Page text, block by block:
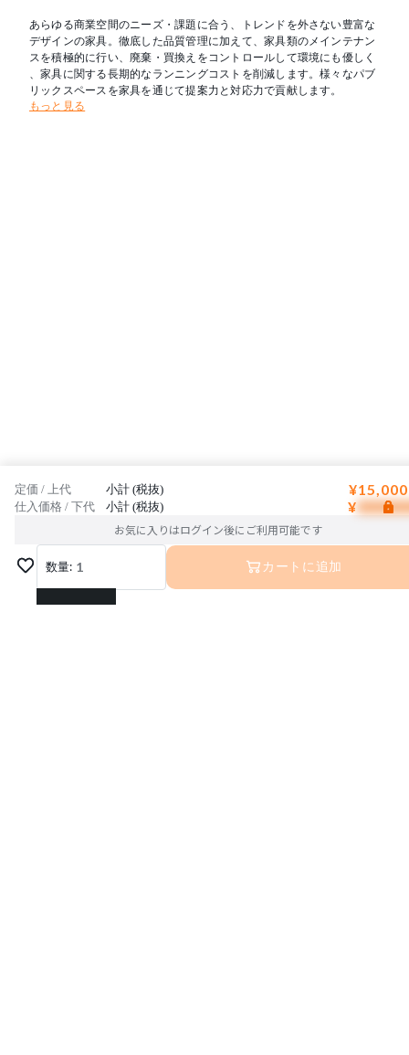
あらゆる商業空間のニーズ・課題に合う、トレンドを外さない豊富な
デザインの家具。徹底した品質管理に加えて、家具類のメインテナン
スを積極的に行い、廃棄・買換えをコントロールして環境にも優しく
、家具に関する長期的なランニングコストを削減します。様々なパブ
リックスペースを家具を通じて提案力と対応力で貢献します。
もっと見る
定価 / 上代 小計 (税抜)
仕入価格 / 下代 小計 (税抜) ¥
お気に入りはログイン後にご利用可能です
数量: 1
1
カートに追加